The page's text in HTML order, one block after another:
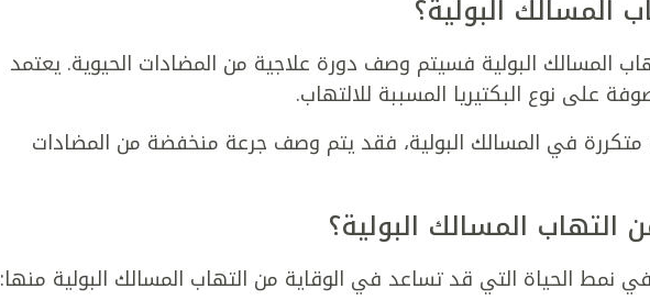
المسالك البولية؟
المسالك البولية فسيتم وصف دورة علاجية من المضادات الحيوية. يعتمد
على نوع البكتيريا المسببة للالتهاب.
متكررة في المسالك البولية، فقد يتم وصف جرعة منخفضة من المضادات
المسالك البولية؟
نمط الحياة التي قد تساعد في الوقاية من التهاب المسالك البولية منها: